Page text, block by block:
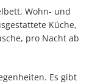
Wohn- und
Küche,
pro Nacht ab
Es gibt